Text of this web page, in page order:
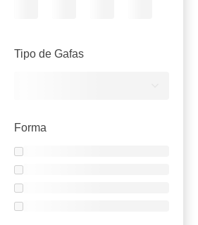
Tipo de Gafas
Forma